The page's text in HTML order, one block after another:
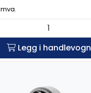
Legg i handlevogn